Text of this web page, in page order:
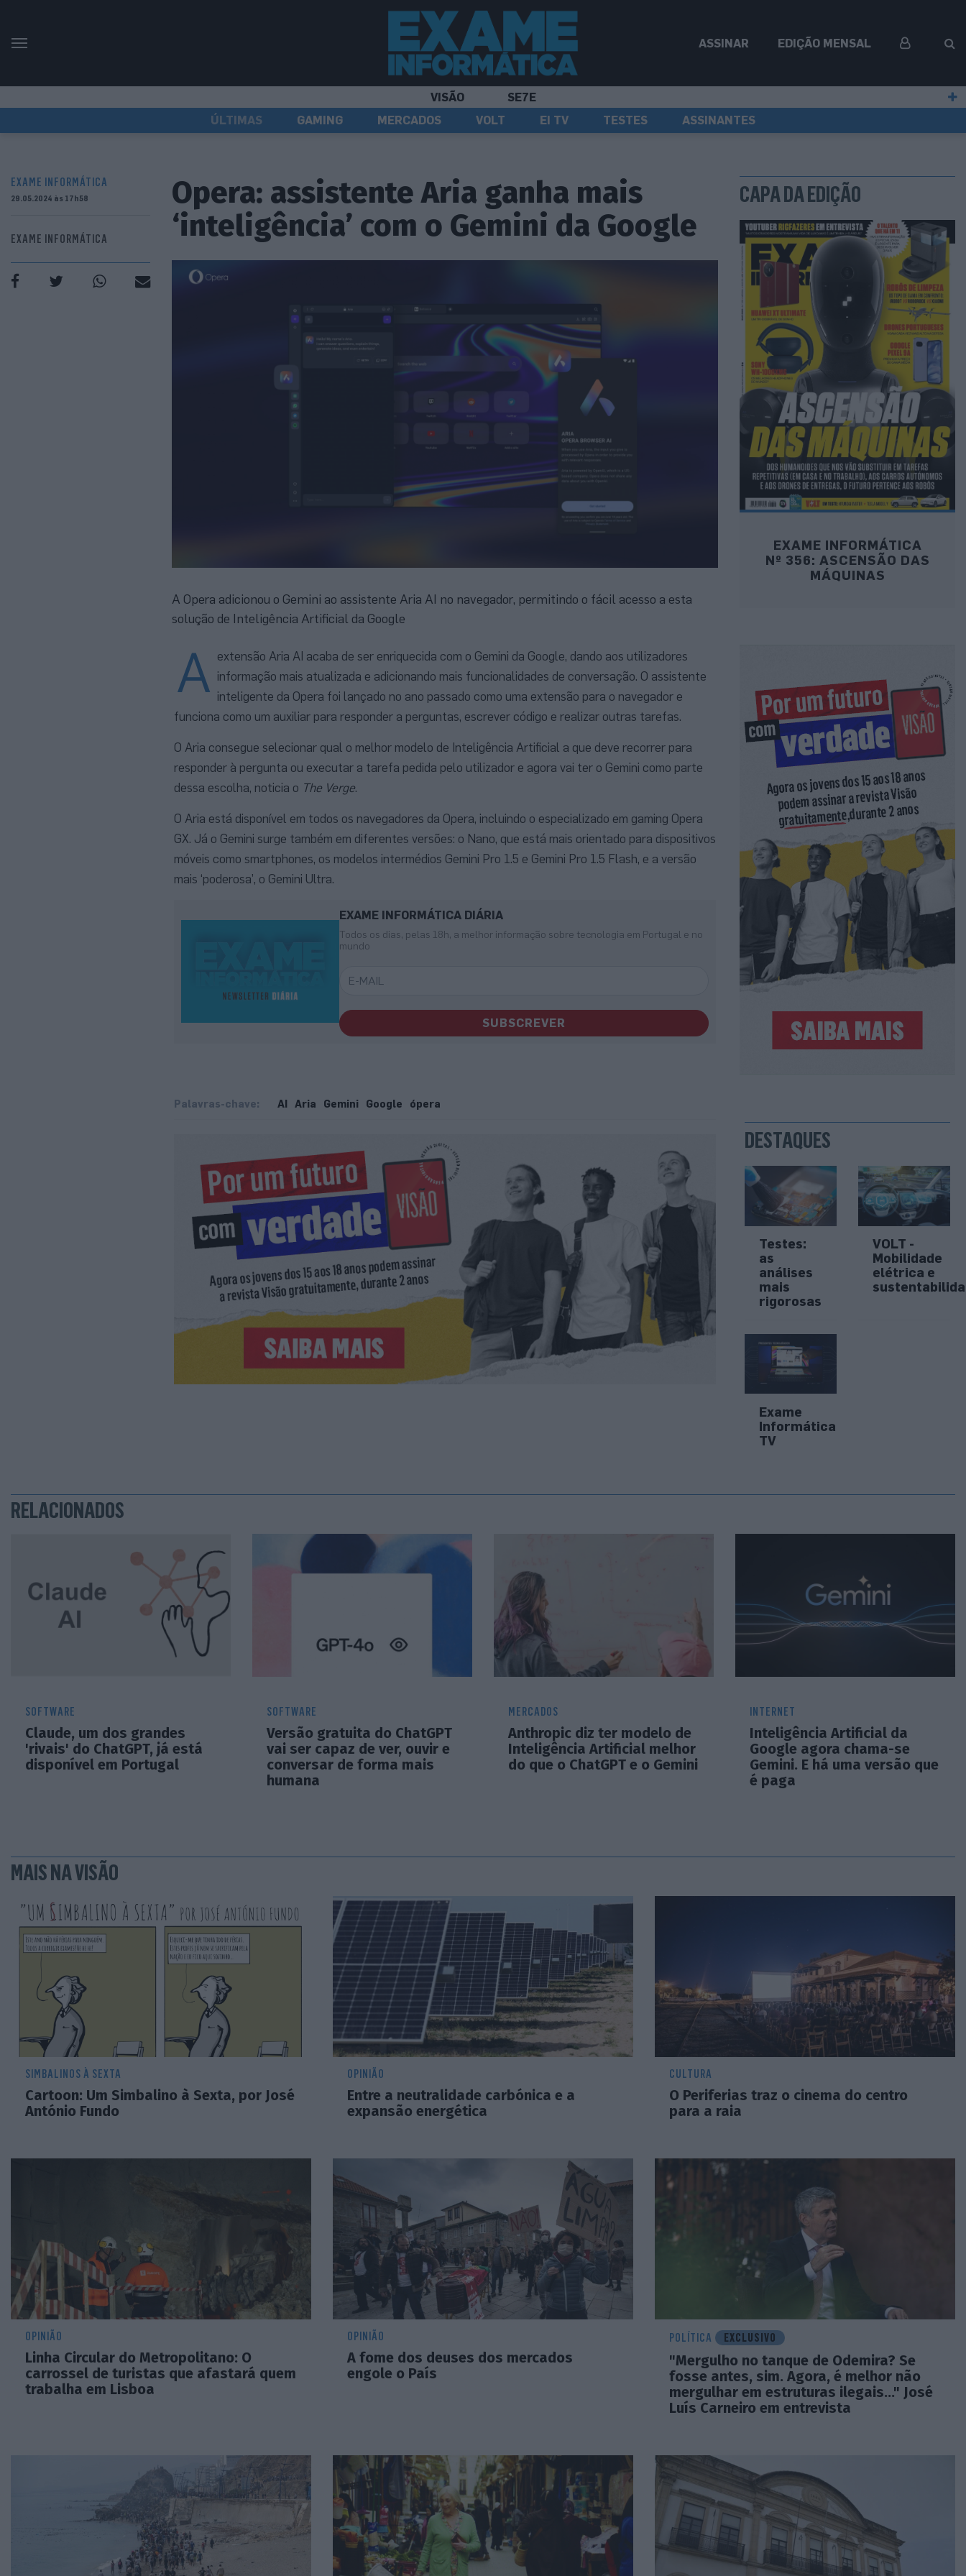
ASSINAR EDIÇÃO MENSAL
VISÃO
SE7E
ÚLTIMAS
GAMING MERCADOS VOLT EI TV TESTES ASSINANTES
EXAME INFORMÁTICA
29.05.2024 às 17h58
EXAME INFORMÁTICA
Opera: assistente Aria ganha mais
‘inteligência’ com o Gemini da Google
A Opera adicionou o Gemini ao assistente Aria AI no navegador, permitindo o fácil acesso a esta
solução de Inteligência Artificial da Google
A extensão Aria AI acaba de ser enriquecida com o Gemini da Google, dando aos utilizadores
informação mais atualizada e adicionando mais funcionalidades de conversação. O assistente
inteligente da Opera foi lançado no ano passado como uma extensão para o navegador e
funciona como um auxiliar para responder a perguntas, escrever código e realizar outras tarefas.
O Aria consegue selecionar qual o melhor modelo de Inteligência Artificial a que deve recorrer para
responder à pergunta ou executar a tarefa pedida pelo utilizador e agora vai ter o Gemini como parte
dessa escolha, noticia o The Verge.
O Aria está disponível em todos os navegadores da Opera, incluindo o especializado em gaming Opera
GX. Já o Gemini surge também em diferentes versões: o Nano, que está mais orientado para dispositivos
móveis como smartphones, os modelos intermédios Gemini Pro 1.5 e Gemini Pro 1.5 Flash, e a versão
mais ‘poderosa’, o Gemini Ultra.
EXAME INFORMÁTICA DIÁRIA
Todos os dias, pelas 18h, a melhor informação sobre tecnologia em Portugal e no
mundo
SUBSCREVER
Palavras-chave: AI Aria Gemini Google ópera
CAPA DA EDIÇÃO
EXAME INFORMÁTICA
Nº 356: ASCENSÃO DAS
MÁQUINAS
DESTAQUES
Testes:
as
análises
mais
rigorosas
VOLT -
Mobilidade
elétrica e
Exame
Informática
TV
RELACIONADOS
SOFTWARE
Claude, um dos grandes
'rivais' do ChatGPT, já está
disponível em Portugal
SOFTWARE
Versão gratuita do ChatGPT
vai ser capaz de ver, ouvir e
conversar de forma mais
humana
MERCADOS
Anthropic diz ter modelo de
Inteligência Artificial melhor
do que o ChatGPT e o Gemini
INTERNET
Inteligência Artificial da
Google agora chama-se
Gemini. E há uma versão que
é paga
MAIS NA VISÃO
SIMBALINOS À SEXTA
Cartoon: Um Simbalino à Sexta, por José
António Fundo
OPINIÃO
Entre a neutralidade carbónica e a
expansão energética
CULTURA
O Periferias traz o cinema do centro
para a raia
OPINIÃO
Linha Circular do Metropolitano: O
carrossel de turistas que afastará quem
trabalha em Lisboa
OPINIÃO
A fome dos deuses dos mercados
engole o País
POLÍTICA EXCLUSIVO
"Mergulho no tanque de Odemira? Se
fosse antes, sim. Agora, é melhor não
mergulhar em estruturas ilegais..." José
Luís Carneiro em entrevista